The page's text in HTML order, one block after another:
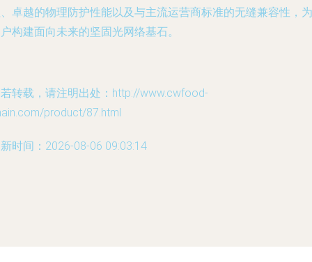
卓越的物理防护性能以及与主流运营商标准的无缝兼容性，为
构建面向未来的坚固光网络基石。
转载，请注明出处：http://www.cwfood-
product/87.html
时间：2026-08-06 09:03:14